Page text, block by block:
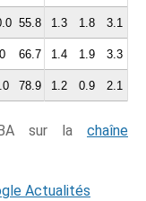
55.8 1.3 1.8 3.1
66.7 1.4 1.9 3.3
78.9 1.2 0.9 2.1
sur la chaîne
Actualités